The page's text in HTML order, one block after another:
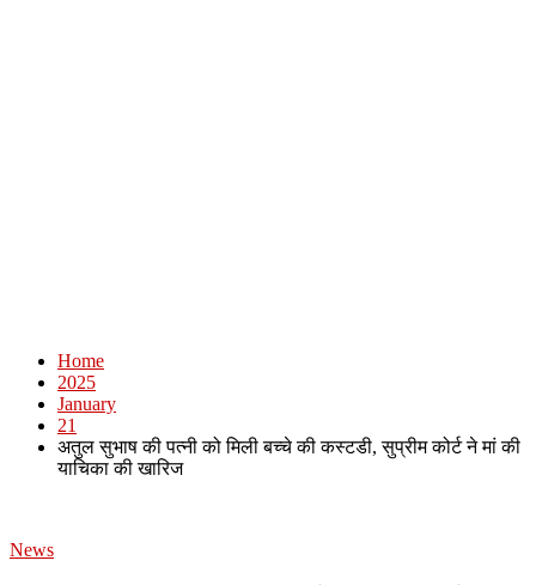
Home
2025
January
21
अतुल सुभाष की पत्नी को मिली बच्चे की कस्टडी, सुप्रीम कोर्ट ने मां की
याचिका की खारिज
News